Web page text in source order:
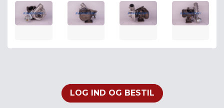
LOG IND OG BESTIL